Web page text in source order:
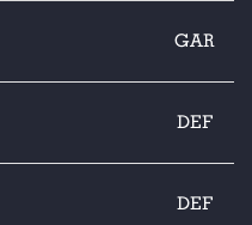
GAR
DEF
DEF